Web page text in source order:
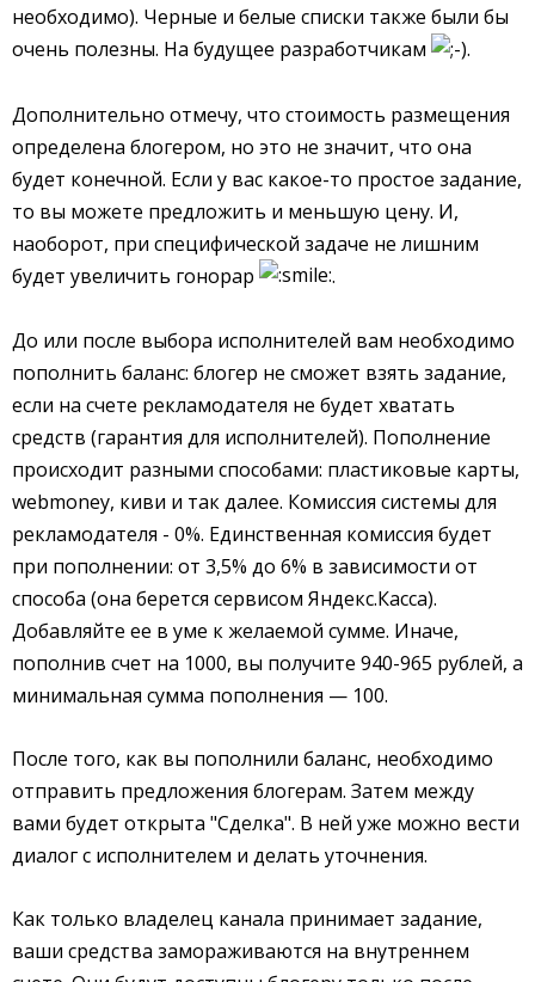
необходимо). Черные и белые списки также были бы
очень полезны. На будущее разработчикам
.
Дополнительно отмечу, что стоимость размещения
определена блогером, но это не значит, что она
будет конечной. Если у вас какое-то простое задание,
то вы можете предложить и меньшую цену. И,
наоборот, при специфической задаче не лишним
будет увеличить гонорар
.
До или после выбора исполнителей вам необходимо
пополнить баланс: блогер не сможет взять задание,
если на счете рекламодателя не будет хватать
средств (гарантия для исполнителей). Пополнение
происходит разными способами: пластиковые карты,
webmoney, киви и так далее. Комиссия системы для
рекламодателя - 0%. Единственная комиссия будет
при пополнении: от 3,5% до 6% в зависимости от
способа (она берется сервисом Яндекс.Касса).
Добавляйте ее в уме к желаемой сумме. Иначе,
пополнив счет на 1000, вы получите 940-965 рублей, а
минимальная сумма пополнения — 100.
После того, как вы пополнили баланс, необходимо
отправить предложения блогерам. Затем между
вами будет открыта "Сделка". В ней уже можно вести
диалог с исполнителем и делать уточнения.
Как только владелец канала принимает задание,
ваши средства замораживаются на внутреннем